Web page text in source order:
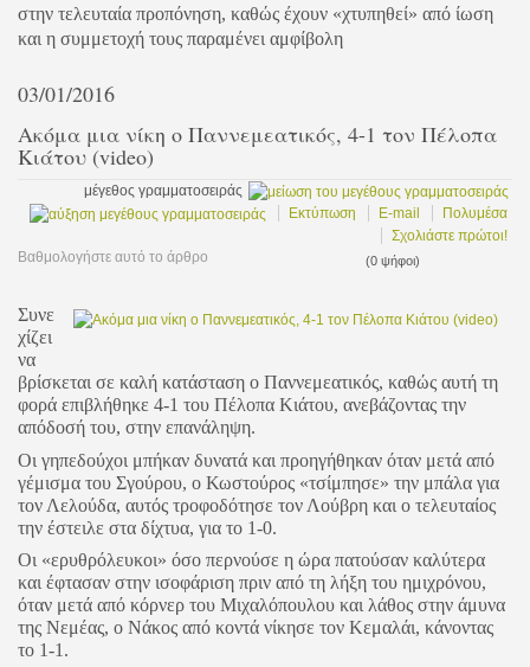
στην τελευταία προπόνηση, καθώς έχουν «χτυπηθεί» από ίωση
και η συμμετοχή τους παραμένει αμφίβολη
03/01/2016
Ακόμα μια νίκη ο Παννεμεατικός, 4-1 τον Πέλοπα
Κιάτου (video)
μέγεθος γραμματοσειράς
Εκτύπωση
E-mail
Πολυμέσα
Σχολιάστε πρώτοι!
Βαθμολογήστε αυτό το άρθρο
(0 ψήφοι)
Συνε
χίζει
να
βρίσκεται σε καλή κατάσταση ο Παννεμεατικός, καθώς αυτή τη
φορά επιβλήθηκε 4-1 του Πέλοπα Κιάτου, ανεβάζοντας την
απόδοσή του, στην επανάληψη.
Οι γηπεδούχοι μπήκαν δυνατά και προηγήθηκαν όταν μετά από
γέμισμα του Σγούρου, ο Κωστούρος «τσίμπησε» την μπάλα για
τον Λελούδα, αυτός τροφοδότησε τον Λούβρη και ο τελευταίος
την έστειλε στα δίχτυα, για το 1-0.
Οι «ερυθρόλευκοι» όσο περνούσε η ώρα πατούσαν καλύτερα
και έφτασαν στην ισοφάριση πριν από τη λήξη του ημιχρόνου,
όταν μετά από κόρνερ του Μιχαλόπουλου και λάθος στην άμυνα
της Νεμέας, ο Νάκος από κοντά νίκησε τον Κεμαλάι, κάνοντας
το 1-1.